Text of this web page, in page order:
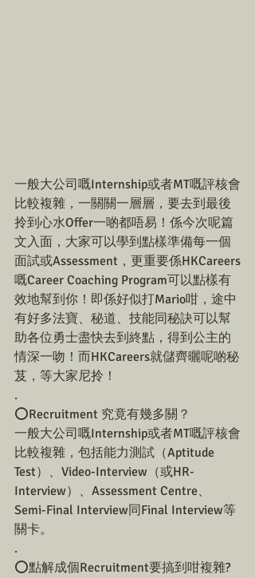
一般大公司嘅Internship或者MT嘅評核會
比較複雜，一關關一層層，要去到最後
拎到心水Offer一啲都唔易！係今次呢篇
文入面，大家可以學到點樣準備每一個
面試或Assessment，更重要係HKCareers
嘅Career Coaching Program可以點樣有
效地幫到你！即係好似打Mario咁，途中
有好多法寶、秘道、技能同秘訣可以幫
助各位勇士盡快去到終點，得到公主的
情深一吻！而HKCareers就儲齊曬呢啲秘
芨，等大家尼拎！
.
⭕️Recruitment 究竟有幾多關？
一般大公司嘅Internship或者MT嘅評核會
比較複雜，包括能力測試（Aptitude
Test）、Video-Interview（或HR-
Interview）、Assessment Centre、
Semi-Final Interview同Final Interview等
關卡。
.
⭕️點解成個Recruitment要搞到咁複雜?